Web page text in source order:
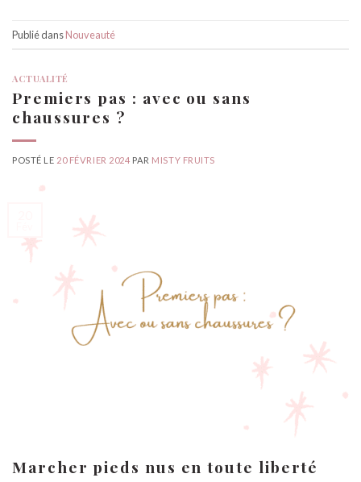
Publié dansNouveauté
ACTUALITÉ
Premiers pas : avec ou sans
chaussures ?
POSTÉ LE 20 FÉVRIER 2024 PAR MISTY FRUITS
Marcher pieds nus en toute liberté